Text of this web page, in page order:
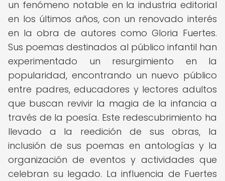
un fenómeno notable en la industria editorial
en los últimos años, con un renovado interés
en la obra de autores como Gloria Fuertes.
Sus poemas destinados al público infantil han
experimentado un resurgimiento en la
popularidad, encontrando un nuevo público
entre padres, educadores y lectores adultos
que buscan revivir la magia de la infancia a
través de la poesía. Este redescubrimiento ha
llevado a la reedición de sus obras, la
inclusión de sus poemas en antologías y la
organización de eventos y actividades que
celebran su legado. La influencia de Fuertes